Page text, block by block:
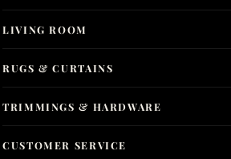
LIVING ROOM
RUGS & CURTAINS
TRIMMINGS & HARDWARE
CUSTOMER SERVICE